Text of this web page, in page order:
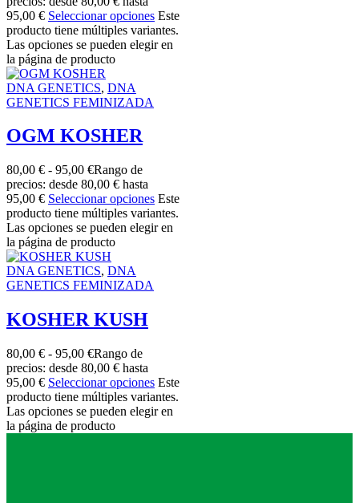
95,00 € Seleccionar opciones Este
producto tiene múltiples variantes.
Las opciones se pueden elegir en
la página de producto
DNA GENETICS, DNA
GENETICS FEMINIZADA
OGM KOSHER
80,00 € - 95,00 €Rango de
precios: desde 80,00 € hasta
95,00 € Seleccionar opciones Este
producto tiene múltiples variantes.
Las opciones se pueden elegir en
la página de producto
DNA GENETICS, DNA
GENETICS FEMINIZADA
KOSHER KUSH
80,00 € - 95,00 €Rango de
precios: desde 80,00 € hasta
95,00 € Seleccionar opciones Este
producto tiene múltiples variantes.
Las opciones se pueden elegir en
la página de producto